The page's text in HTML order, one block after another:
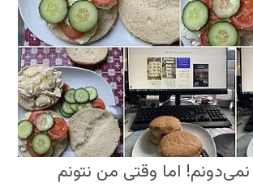
اما وقتی من نتونم